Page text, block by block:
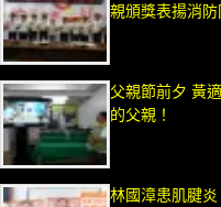
親頒獎表揚消防
父親節前夕 黃
的父親！
林國漳患肌腱